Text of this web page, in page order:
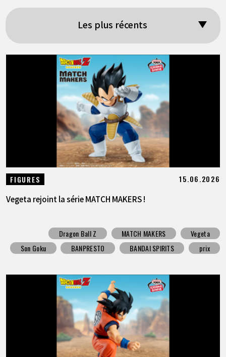
À NE PAS MANQUER
VIDÉOS
ARTICLES
À PROPOS
LANGUAGE
JP
EN FR DE ES
Les plus récents
FIGURES 15.06.2026
Vegeta rejoint la série MATCH MAKERS !
Dragon Ball Z MATCH MAKERS
Vegeta
Son Goku
BANPRESTO BANDAI SPIRITS prix